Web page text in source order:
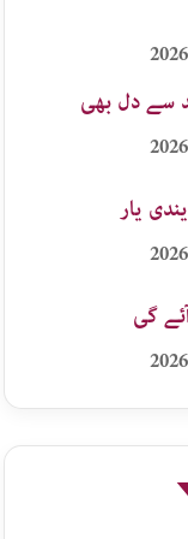
سے دل بھی
یار
گی